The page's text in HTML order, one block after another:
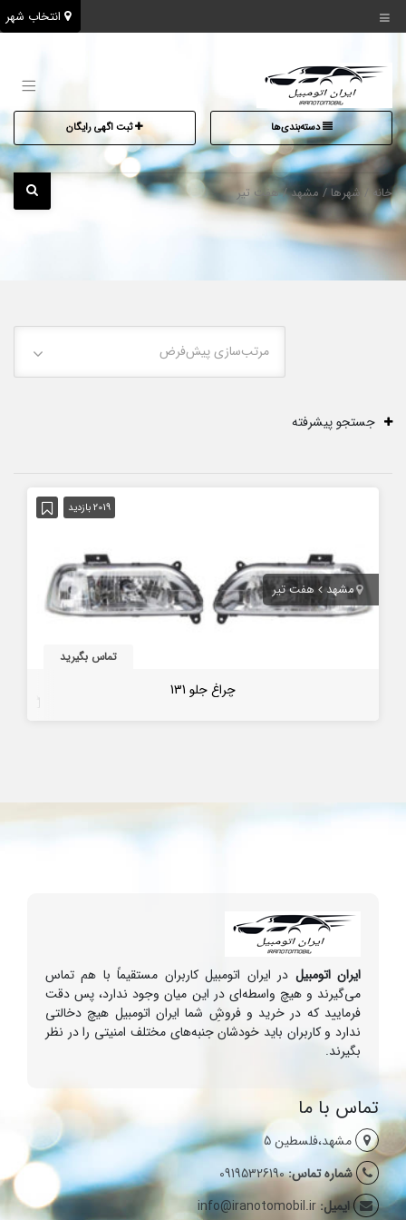
دسته‌بندی‌ها ثبت اگهی رایگان
خانه / شهرها / مشهد/ هفت تیر
مرتب‌سازی پیش‌فرض
جستجو پیشرفته
2019 بازدید
مشهد هفت تیر
تماس بگیرید
چراغ جلو 131
ایران اتومبیل در ایران اتومبیل کاربران مستقیماً با هم تماس
می‌گیرند و هیچ واسطه‌ای در این میان وجود ندارد، پس دقت
فرمایید که در خرید و فروشِ شما ایران اتومبیل هیچ دخالتی
ندارد و کاربران باید خودشان جنبه‌های مختلف امنیتی را در نظر
بگیرند.
تماس با ما
مشهد،فلسطین 5
شماره تماس:09195326190
ایمیل: info@iranotomobil.ir